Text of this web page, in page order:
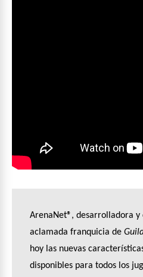
ArenaNet®, desarrolladora y
aclamada franquicia de
hoy las nuevas
disponibles para todos los